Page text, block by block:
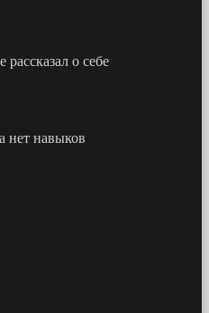
рассказал о себе
нет навыков